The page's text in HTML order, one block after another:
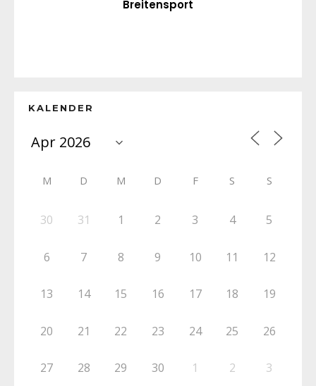
Breitensport
KALENDER
M D M D F S S
30 31 1 2 3 4 5
6 7 8 9 10 11 12
13 14 15 16 17 18 19
20 21 22 23 24 25 26
27 28 29 30 1 2 3